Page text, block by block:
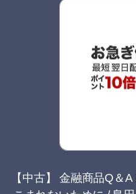
【中古】 金融商品Q＆